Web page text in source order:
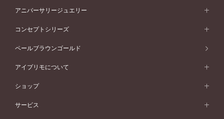
ピンクゴールド
ペールブラウンゴールド
ウェーブライン
V字ライン
ワンサイドメレ
ダブルサイドメレ
シンプル
フェミニン
モード
50万円台～
40万円台～
30万円台～
婚約指輪 人気ランキング
婚約ネックレス
ピンクゴールド
ペールブラウンゴールド
ウェーブライン
V字ライン
ワンメレ
セベラルメレ
シンプル
フェミニン
モード
50万円～
40万円～50万円
セットリング一覧
ピンクゴールド
ペールブラウンゴールド
エタニティリング
エタニティリング一覧
ピンクゴールド
ペールブラウンゴールド
アニバーサリージュエリー
アニバーサリージュエリー
アニバーサリージュエリー一覧
ファッションリング
ブレスレット
コンセプトシリーズ
コンセプトシリーズ
オリジンビリーフ
エトワル
ペールブラウンゴールド
アイプリモについて
アイプリモについて
パーソナルハンド診断
ショップ
店舗一覧
サービス